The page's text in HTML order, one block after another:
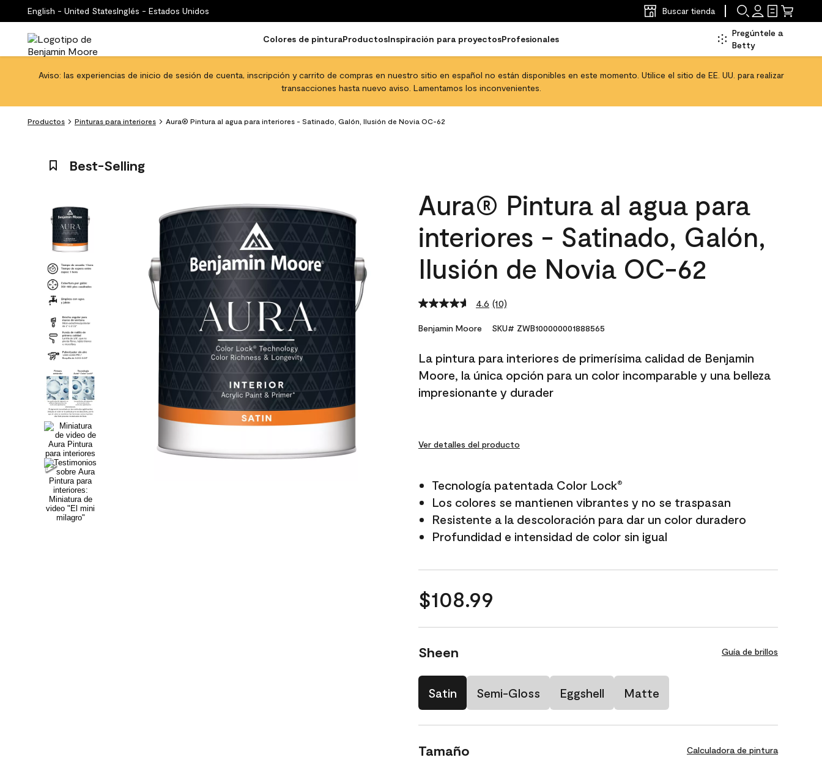
English - United StatesInglés - Estados Unidos Buscar tienda
Colores de pinturaProductosInspiración para proyectosProfesionales
Pregúntele a
Betty
Aviso: las experiencias de inicio de sesión de cuenta, inscripción y carrito de compras en nuestro sitio en español no están disponibles en este momento. Utilice el sitio de EE. UU. para realizar
transacciones hasta nuevo aviso. Lamentamos los inconvenientes.
Productos Pinturas para interiores Aura® Pintura al agua para interiores - Satinado, Galón, Ilusión de Novia OC-62
Best-Selling
Aura® Pintura al agua para
interiores - Satinado, Galón,
Ilusión de Novia OC-62
4.6 Read
Reviews.
link.
(10)
Benjamin Moore SKU# ZWB100000001888565
La pintura para interiores de primerísima calidad de Benjamin
Moore, la única opción para un color incomparable y una belleza
impresionante y durader
Ver detalles del producto
Tecnología patentada Color Lock®
Los colores se mantienen vibrantes y no se traspasan
Resistente a la descoloración para dar un color duradero
Profundidad e intensidad de color sin igual
$108.99
Sheen Guía de brillos
Satin Semi-Gloss Eggshell Matte
Tamaño Calculadora de pintura